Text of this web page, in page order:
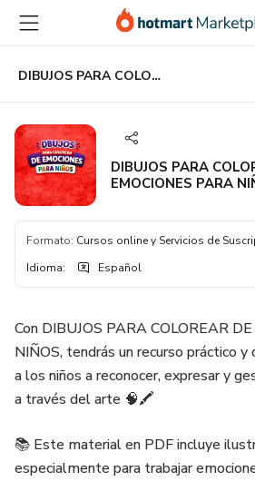
principal
página
de
página
DIBUJOS PARA COLOREAR DE EMOCIONES PARA NIÑOS
DIBUJOS PARA
EMOCIONES PARA
Formato: Cursos online y Servicios de
Idioma: Español
Con DIBUJOS PARA COLOREAR
NIÑOS, tendrás un recurso práctico y
a los niños a reconocer, expresar y
a través del arte 🧠🖍️
📚 Este material en PDF incluye
especialmente para trabajar